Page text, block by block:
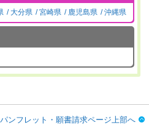
大分県 宮崎県 鹿児島県 沖縄県
ンフレット・願書請求ページ上部へ